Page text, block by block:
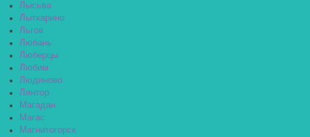
Лысьва
Лыткарино
Льгов
Любань
Люберцы
Любим
Людиново
Лянтор
Магадан
Магас
Магнитогорск